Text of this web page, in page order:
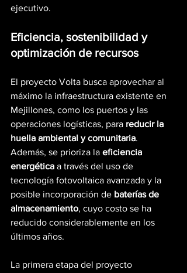
ejecutivo.
Eficiencia, sostenibilidad y
optimización de recursos
El proyecto Volta busca aprovechar al
máximo la infraestructura existente en
Mejillones, como los puertos y las
operaciones logísticas, para reducir la
huella ambiental y comunitaria.
Además, se prioriza la eficiencia
energética a través del uso de
tecnología fotovoltaica avanzada y la
posible incorporación de baterías de
almacenamiento, cuyo costo se ha
reducido considerablemente en los
últimos años.
La primera etapa del proyecto